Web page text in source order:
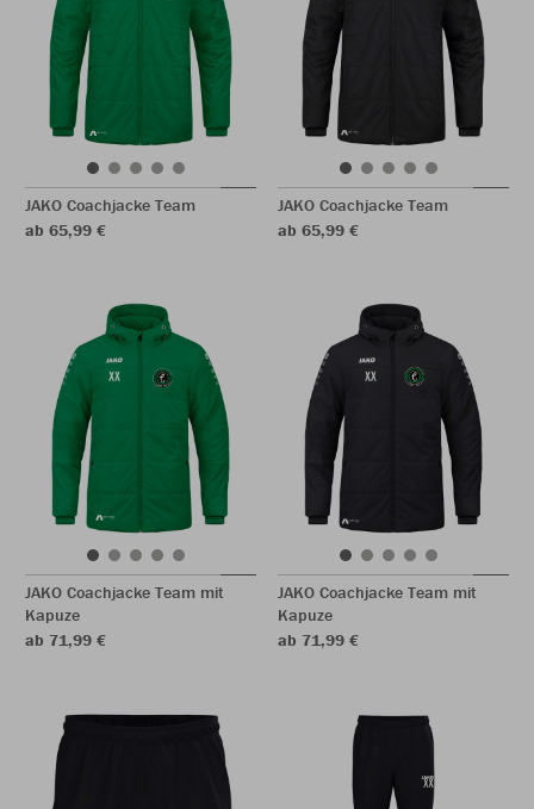
JAKO Coachjacke Team
ab 65,99 €
JAKO Coachjacke Team
ab 65,99 €
JAKO Coachjacke Team mit
Kapuze
ab 71,99 €
JAKO Coachjacke Team mit
Kapuze
ab 71,99 €